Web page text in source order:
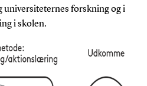
universiteternes forskning og i
i skolen.